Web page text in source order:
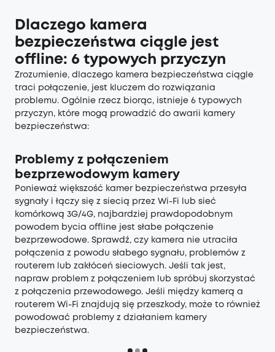
Dlaczego kamera
bezpieczeństwa ciągle jest
offline: 6 typowych przyczyn
Zrozumienie, dlaczego kamera bezpieczeństwa ciągle
traci połączenie, jest kluczem do rozwiązania
problemu. Ogólnie rzecz biorąc, istnieje 6 typowych
przyczyn, które mogą prowadzić do awarii kamery
bezpieczeństwa:
Problemy z połączeniem
bezprzewodowym kamery
Ponieważ większość kamer bezpieczeństwa przesyła
sygnały i łączy się z siecią przez Wi-Fi lub sieć
komórkową 3G/4G, najbardziej prawdopodobnym
powodem bycia offline jest słabe połączenie
bezprzewodowe. Sprawdź, czy kamera nie utraciła
połączenia z powodu słabego sygnału, problemów z
routerem lub zakłóceń sieciowych. Jeśli tak jest,
napraw problem z połączeniem lub spróbuj skorzystać
z połączenia przewodowego. Jeśli między kamerą a
routerem Wi-Fi znajdują się przeszkody, może to również
powodować problemy z działaniem kamery
bezpieczeństwa.